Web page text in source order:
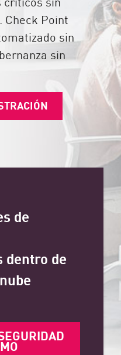
Check Point
sin
sin
de
dentro de